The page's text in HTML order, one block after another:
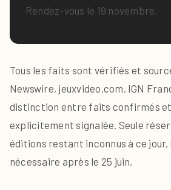
Rendez-vous le 19 novembre.
Tous les faits sont vérifiés et
Newswire, jeuxvideo.com, IGN
distinction entre faits confirmés
explicitement signalée. Seule
éditions restant inconnus à ce jour,
nécessaire après le 25 juin.